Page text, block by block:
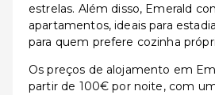
estrelas. Além disso, Emerald
apartamentos, ideais para
para quem prefere cozinha
Os preços de alojamento em
partir de 100€ por noite, com